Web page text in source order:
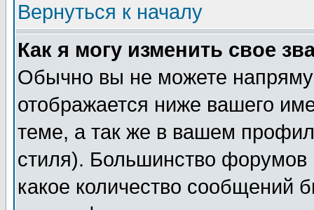
Вернуться к началу
Как я могу изменить свое
Обычно вы не можете
отображается ниже вашего
теме, а так же в вашем
стиля). Большинство форумов
какое количество сообщений